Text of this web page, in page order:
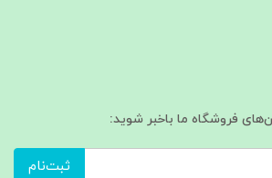
فروشگاه ما باخبر شوید:
ثبت‌نام